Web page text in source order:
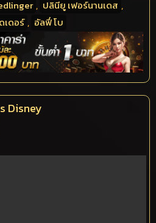
, ปลินียู เฟอร์นานเดส ,
เดอร์ , อัลฟี่ โบ
Disney